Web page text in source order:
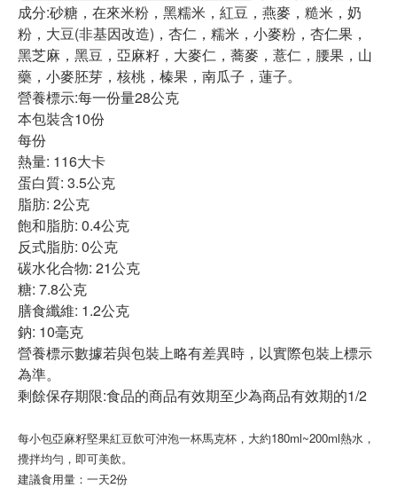
成分:砂糖，在來米粉，黑糯米，紅豆，燕麥，糙米，奶
粉，大豆(非基因改造)，杏仁，糯米，小麥粉，杏仁果，
黑芝麻，黑豆，亞麻籽，大麥仁，蕎麥，薏仁，腰果，山
藥，小麥胚芽，核桃，榛果，南瓜子，蓮子。
營養標示:每一份量28公克
本包裝含10份
每份
熱量: 116大卡
蛋白質: 3.5公克
脂肪: 2公克
飽和脂肪: 0.4公克
反式脂肪: 0公克
碳水化合物: 21公克
糖: 7.8公克
膳食纖維: 1.2公克
鈉: 10毫克
營養標示數據若與包裝上略有差異時，以實際包裝上標示
為準。
剩餘保存期限:食品的商品有效期至少為商品有效期的1/2
每小包亞麻籽堅果紅豆飲可沖泡一杯馬克杯，大約180ml~200ml熱水，
攪拌均勻，即可美飲。
建議食用量：一天2份